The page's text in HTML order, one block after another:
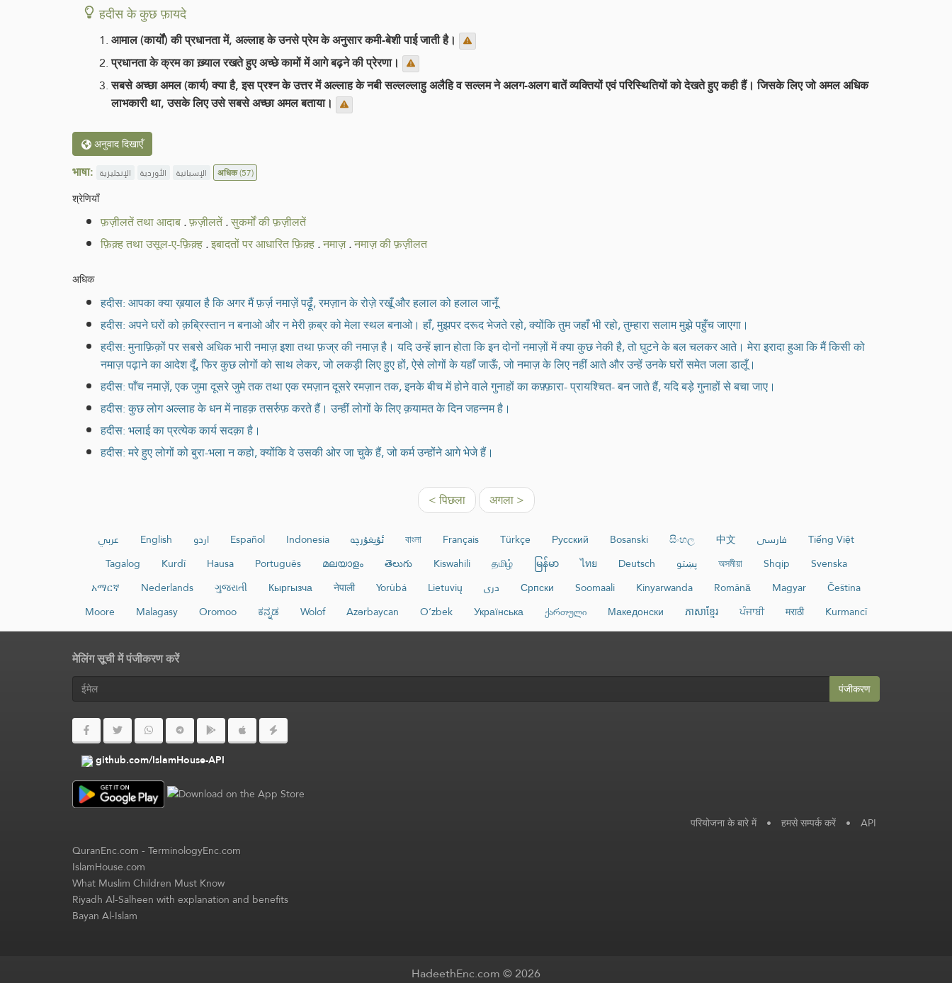
हदीस के कुछ फ़ायदे
आमाल (कार्यों) की प्रधानता में, अल्लाह के उनसे प्रेम के अनुसार कमी-बेशी पाई जाती है।
प्रधानता के क्रम का ख़्याल रखते हुए अच्छे कामों में आगे बढ़ने की प्रेरणा।
सबसे अच्छा अमल (कार्य) क्या है, इस प्रश्न के उत्तर में अल्लाह के नबी सल्लल्लाहु अलैहि व सल्लम ने अलग-अलग बातें व्यक्तियों एवं परिस्थितियों को देखते हुए कही हैं। जिसके लिए जो अमल अधिक
लाभकारी था, उसके लिए उसे सबसे अच्छा अमल बताया।
अनुवाद दिखाएँ
भाषा: الإنجليزية الأوردية الإسبانية अधिक(57)
श्रेणियाँ
फ़ज़ीलतें तथा आदाब.फ़ज़ीलतें.सुकर्मों की फ़ज़ीलतें
फ़िक़्ह तथा उसूल-ए-फ़िक़्ह.इबादतों पर आधारित फ़िक़्ह.नमाज़.नमाज़ की फ़ज़ीलत
अधिक
हदीस: आपका क्या ख़याल है कि अगर मैं फ़र्ज़ नमाज़ें पढ़ूँ, रमज़ान के रोज़े रखूँ और हलाल को हलाल जानूँ
हदीस: अपने घरों को क़ब्रिस्तान न बनाओ और न मेरी क़ब्र को मेला स्थल बनाओ। हाँ, मुझपर दरूद भेजते रहो, क्योंकि तुम जहाँ भी रहो, तुम्हारा सलाम मुझे पहुँच जाएगा।
हदीस: मुनाफ़िक़ों पर सबसे अधिक भारी नमाज़ इशा तथा फ़ज्र की नमाज़ है। यदि उन्हें ज्ञान होता कि इन दोनों नमाज़ों में क्या कुछ नेकी है, तो घुटने के बल चलकर आते। मेरा इरादा हुआ कि मैं किसी को
नमाज़ पढ़ाने का आदेश दूँ, फिर कुछ लोगों को साथ लेकर, जो लकड़ी लिए हुए हों, ऐसे लोगों के यहाँ जाऊँ, जो नमाज़ के लिए नहीं आते और उन्हें उनके घरों समेत जला डालूँ।
हदीस: पाँच नमाज़ें, एक जुमा दूसरे जुमे तक तथा एक रमज़ान दूसरे रमज़ान तक, इनके बीच में होने वाले गुनाहों का कफ़्फ़ारा- प्रायश्चित- बन जाते हैं, यदि बड़े गुनाहों से बचा जाए।
हदीस: कुछ लोग अल्लाह के धन में नाहक़ तसर्रुफ़ करते हैं। उन्हीं लोगों के लिए क़यामत के दिन जहन्नम है।
हदीस: भलाई का प्रत्येक कार्य सदक़ा है।
हदीस: मरे हुए लोगों को बुरा-भला न कहो, क्योंकि वे उसकी ओर जा चुके हैं, जो कर्म उन्होंने आगे भेजे हैं।
< पिछला अगला >
عربي English اردو Español Indonesia ئۇيغۇرچە বাংলা Français Türkçe Русский Bosanski සිංහල 中文 فارسی
Tiếng Việt
Tagalog
Kurdî Hausa Português മലയാളം తెలుగు Kiswahili தமிழ் မြန်မာ ไทย Deutsch پښتو অসমীয়া Shqip
Svenska
አማርኛ
Nederlands ગુજરાતી Кыргызча नेपाली Yorùbá Lietuvių دری Српски Soomaali Kinyarwanda Română Magyar
Čeština
Moore
Malagasy Oromoo ಕನ್ನಡ Wolof Azərbaycan O‘zbek Українська ქართული Македонски ភាសាខ្មែរ ਪੰਜਾਬੀ मराठी Kurmancî
मेलिंग सूची में पंजीकरण करें
पंजीकरण
github.com/IslamHouse-API
परियोजना के बारे में • हमसे सम्पर्क करें • API
QuranEnc.com-TerminologyEnc.com
IslamHouse.com
What Muslim Children Must Know
Riyadh Al-Salheen with explanation and benefits
Bayan Al-Islam
HadeethEnc.com © 2026